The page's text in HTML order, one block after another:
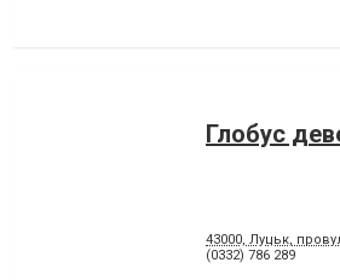
Глобус
43000, Луцьк,
(0332) 786 289